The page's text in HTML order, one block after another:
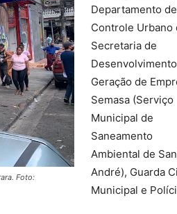
Foto:
Departamento de
Controle Urbano
Secretaria de
Geração de
Semasa (Serviço
Municipal de
Saneamento
Ambiental de
André), Guarda
Municipal e